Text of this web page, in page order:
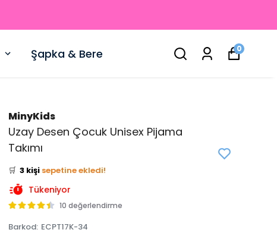
Şapka & Bere 0
MinyKids
Uzay Desen Çocuk Unisex Pijama
Takımı
👀 Şu an
inceliyor!
🛒 3 kişi sepetine ekledi!
✅ Bugün 1 adet
Tükeniyor
10 değerlendirme
Barkod: ECPT17K-34